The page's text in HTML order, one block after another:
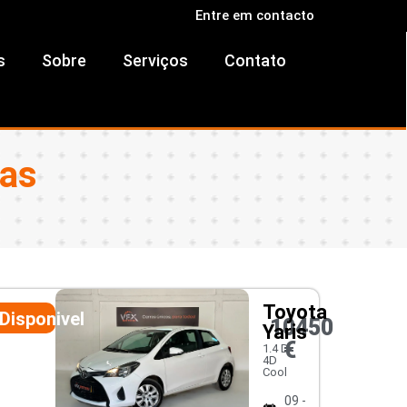
Entre em contacto
Sobre Serviços Contato
Disponivel
Toyota
Yaris
1.4 D-
4D
Cool
09 -
10450
€